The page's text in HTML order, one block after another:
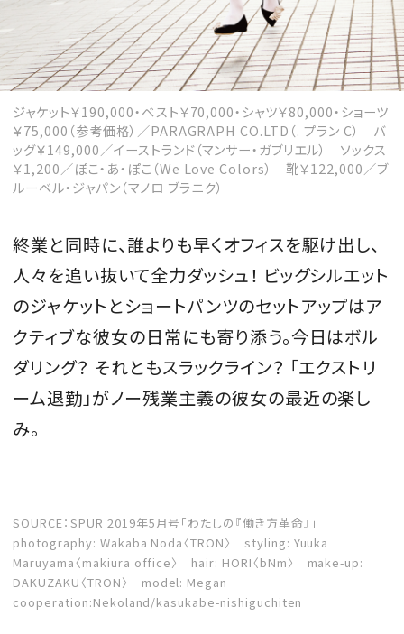
ジャケット￥190,000・ベスト￥70,000・シャツ￥80,000・ショーツ
￥75,000（参考価格）／PARAGRAPH CO.LTD（. プラン C） バ
ッグ￥149,000／イーストランド（マンサー・ガブリエル） ソックス
￥1,200／ぽこ・あ・ぽこ（We Love Colors） 靴￥122,000／ブ
ルーベル・ジャパン（マノロ ブラニク）
終業と同時に、誰よりも早くオフィスを駆け出し、
人々を追い抜いて全力ダッシュ！ ビッグシルエット
のジャケットとショートパンツのセットアップはア
クティブな彼女の日常にも寄り添う。今日はボル
ダリング？ それともスラックライン？ 「エクストリ
ーム退勤」がノー残業主義の彼女の最近の楽し
み。
SOURCE：SPUR 2019年5月号「わたしの『働き方革命』」
photography: Wakaba Noda〈TRON〉 styling: Yuuka
Maruyama〈makiura office〉 hair: HORI〈bNm〉 make-up:
DAKUZAKU〈TRON〉 model: Megan
cooperation:Nekoland/kasukabe-nishiguchiten